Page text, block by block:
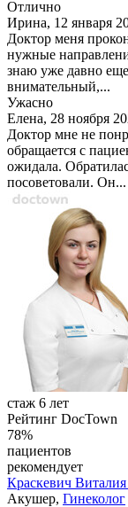
Отлично
Ирина, 12 января
Доктор меня
нужные
знаю уже давно
внимательный,...
Ужасно
Елена, 28 ноября
Доктор мне не
обращается с
ожидала.
посоветовали. Он...
стаж 6 лет
Рейтинг DocTown
78%
пациентов
рекомендует
Краскевич
Акушер, Гинеколог